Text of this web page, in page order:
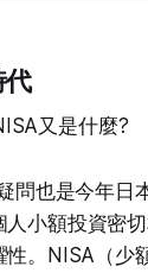
又是什麼?
問也是今年日
小額投資密
。NISA（少